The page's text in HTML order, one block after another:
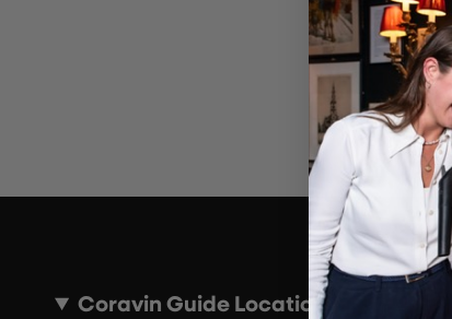
Coravin Guide Locations